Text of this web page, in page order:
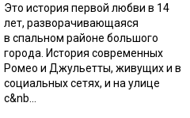
Это история первой любви в 14
лет, разворачивающаяся
в спальном районе большого
города. История современных
Ромео и Джульетты, живущих и в
социальных сетях, и на улице
с&nb...